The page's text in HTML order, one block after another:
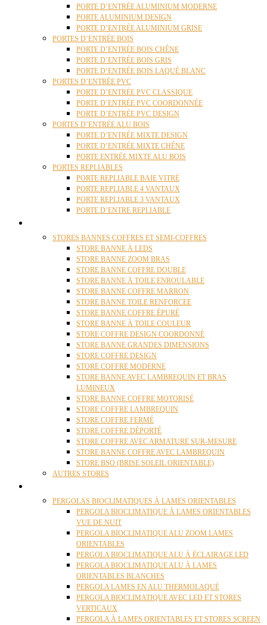
PORTE D’ENTRÉE ALUMINIUM MODERNE
PORTE ALUMINIUM DESIGN
PORTE D’ENTRÉE ALUMINIUM GRISE
PORTES D’ENTRÉE BOIS
PORTE D’ENTRÉE BOIS CHÊNE
PORTE D’ENTRÉE BOIS GRIS
PORTE D’ENTRÉE BOIS LAQUÉ BLANC
PORTES D’ENTRÉE PVC
PORTE D’ENTRÉE PVC CLASSIQUE
PORTE D’ENTRÉE PVC COORDONNÉE
PORTE D’ENTRÉE PVC DESIGN
PORTES D’ENTRÉE ALU BOIS
PORTE D’ENTRÉE MIXTE DESIGN
PORTE D’ENTRÉE MIXTE CHÊNE
PORTE ENTRÉE MIXTE ALU BOIS
PORTES REPLIABLES
PORTE REPLIABLE BAIE VITRÉ
PORTE REPLIABLE 4 VANTAUX
PORTE REPLIABLE 3 VANTAUX
PORTE D’ENTRE REPLIABLE
STORES BANNES COFFRES ET SEMI-COFFRES
STORE BANNE À LEDS
STORE BANNE ZOOM BRAS
STORE BANNE COFFRE DOUBLE
STORE BANNE À TOILE ENROULABLE
STORE BANNE COFFRE MARRON
STORE BANNE TOILE RENFORCEE
STORE BANNE COFFRE ÉPURÉ
STORE BANNE À TOILE COULEUR
STORE COFFRE DESIGN COORDONNÉ
STORE BANNE GRANDES DIMENSIONS
STORE COFFRE DESIGN
STORE COFFRE MODERNE
STORE BANNE AVEC LAMBREQUIN ET BRAS
LUMINEUX
STORE BANNE COFFRE MOTORISÉ
STORE COFFRE LAMBREQUIN
STORE COFFRE FERMÉ
STORE COFFRE DÉPORTÉ
STORE COFFRE AVEC ARMATURE SUR-MESURE
STORE BANNE COFFRE AVEC LAMBREQUIN
STORE BSO (BRISE SOLEIL ORIENTABLE)
AUTRES STORES
PERGOLAS BIOCLIMATIQUES À LAMES ORIENTABLES
PERGOLA BIOCLIMATIQUE À LAMES ORIENTABLES
VUE DE NUIT
PERGOLA BIOCLIMATIQUE ALU ZOOM LAMES
ORIENTABLES
PERGOLA BIOCLIMATIQUE ALU À ÉCLAIRAGE LED
PERGOLA BIOCLIMATIQUE ALU À LAMES
ORIENTABLES BLANCHES
PERGOLA LAMES EN ALU THERMOLAQUÉ
PERGOLA BIOCLIMATIQUE AVEC LED ET STORES
VERTICAUX
PERGOLA À LAMES ORIENTABLES ET STORES SCREEN